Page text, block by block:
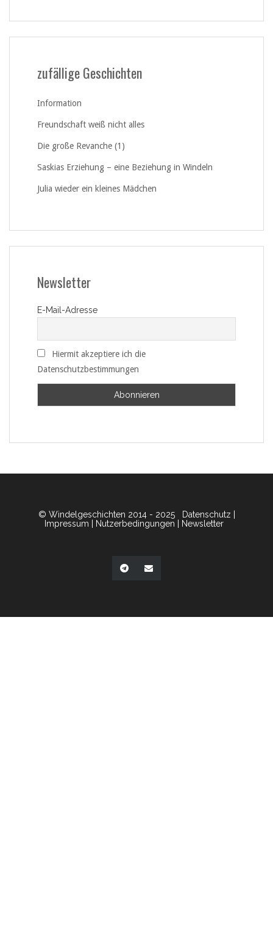
zufällige Geschichten
Information
Freundschaft weiß nicht alles
Die große Revanche (1)
Saskias Erziehung – eine Beziehung in Windeln
Julia wieder ein kleines Mädchen
Newsletter
E-Mail-Adresse
Hiermit akzeptiere ich die
Datenschutzbestimmungen
© Windelgeschichten 2014 - 2025 Datenschutz
Impressum
Nutzerbedingungen Newsletter